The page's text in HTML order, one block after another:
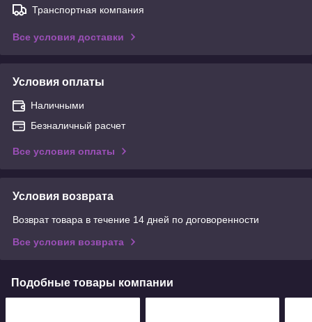
Транспортная компания
Все условия доставки
Условия оплаты
Наличными
Безналичный расчет
Все условия оплаты
Условия возврата
Возврат товара в течение 14 дней по договоренности
Все условия возврата
Подобные товары компании